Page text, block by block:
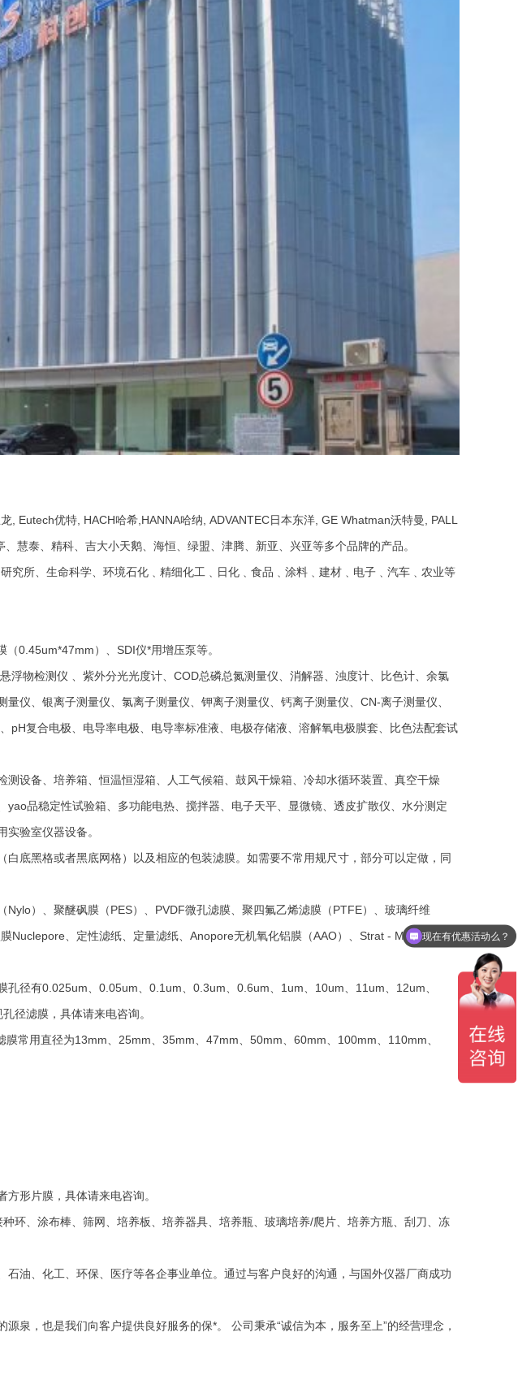
优特, HACH哈希,HANNA哈纳, ADVANTEC日本东洋, GE Whatman沃特曼, PALL
慧泰、精科、吉大小天鹅、海恒、绿盟、津腾、新亚、兴亚等多个品牌的产品。
所、生命科学、环境石化﹑精细化工﹑日化﹑食品﹑涂料﹑建材﹑电子﹑汽车﹑农业等
0.45um*47mm）、SDI仪*用增压泵等。
物检测仪 、紫外分光光度计、COD总磷总氮测量仪、消解器、浊度计、比色计、余氯
仪、银离子测量仪、氯离子测量仪、钾离子测量仪、钙离子测量仪、CN-离子测量仪、
复合电极、电导率电极、电导率标准液、电极存储液、溶解氧电极膜套、比色法配套试
设备、培养箱、恒温恒湿箱、人工气候箱、鼓风干燥箱、冷却水循环装置、真空干燥
品稳定性试验箱、多功能电热、搅拌器、电子天平、显微镜、透皮扩散仪、水分测定
验室仪器设备。
底黑格或者黑底网格）以及相应的包装滤膜。如需要不常用规尺寸，部分可以定做，同
）、聚醚砜膜（PES）、PVDF微孔滤膜、聚四氟乙烯滤膜（PTFE）、玻璃纤维
Nuclepore、定性滤纸、定量滤纸、Anopore无机氧化铝膜（AAO）、Strat - M
径有0.025um、0.05um、0.1um、0.3um、0.6um、1um、10um、11um、12um、
径滤膜，具体请来电咨询。
常用直径为13mm、25mm、35mm、47mm、50mm、60mm、100mm、110mm、
形片膜，具体请来电咨询。
环、涂布棒、筛网、培养板、培养器具、培养瓶、玻璃培养/爬片、培养方瓶、刮刀、冻
油、化工、环保、医疗等各企事业单位。通过与客户良好的沟通，与国外仪器厂商成功
泉，也是我们向客户提供良好服务的保*。 公司秉承“诚信为本，服务至上”的经营理念，
可以介绍下你们的产品么？
现在有优惠活动么？